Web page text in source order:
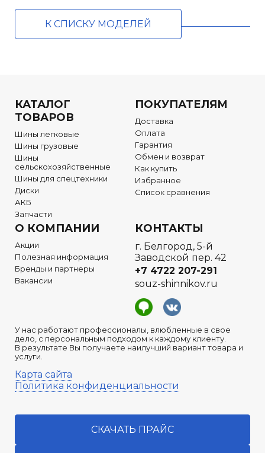
К СПИСКУ МОДЕЛЕЙ
КАТАЛОГ
ТОВАРОВ
Шины легковые
Шины грузовые
Шины
сельскохозяйственные
Шины для спецтехники
Диски
АКБ
Запчасти
ПОКУПАТЕЛЯМ
Доставка
Оплата
Гарантия
Обмен и возврат
Как купить
Избранное
Список сравнения
О КОМПАНИИ
Акции
Полезная информация
Бренды и партнеры
Вакансии
У нас работают профессионалы, влюбленные в свое
дело, с персональным подходом к каждому клиенту.
В результате Вы получаете наилучший вариант товара и
услуги.
Карта сайта
Политика конфиденциальности
КОНТАКТЫ
г. Белгород, 5-й
Заводской пер. 42
+7 4722 207-291
souz-shinnikov.ru
СКАЧАТЬ ПРАЙС